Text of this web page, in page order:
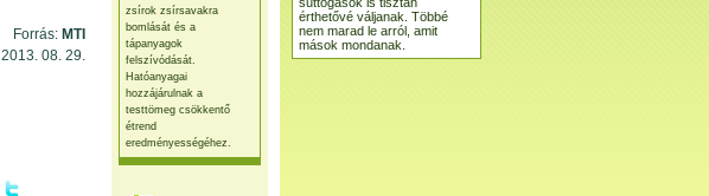
zsírok zsírsavakra
bomlását és a
tápanyagok
felszívódását.
Hatóanyagai
hozzájárulnak a
testtömeg csökkentő
étrend
eredményességéhez.
Forrás: MTI
2013. 08. 29.
érthetővé váljanak. Többé
nem marad le arról, amit
mások mondanak.